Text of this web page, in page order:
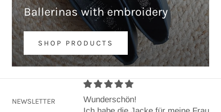
Ballerinas with embroidery
SHOP PRODUCTS
Wunderschön!
NEWSLETTER